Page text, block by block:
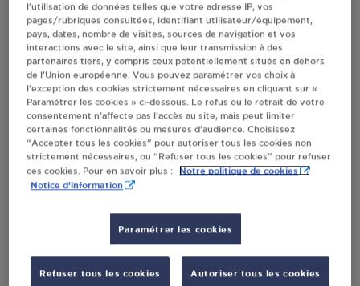
S'Y RENDRE
RECEVOIR LES COORDONNÉES DU REVENDEUR
En cliquant sur « S’y rendre », j’autorise le traitement
d’informations (dont mon adresse IP) et leur transfert hors UE
par Google Maps afin d’afficher la carte.
En savoir plus
Accès
l’utilisation de données telles que votre adresse IP, vos
pages/rubriques consultées, identifiant utilisateur/équipement,
pays, dates, nombre de visites, sources de navigation et vos
interactions avec le site, ainsi que leur transmission à des
partenaires tiers, y compris ceux potentiellement situés en dehors
de l’Union européenne. Vous pouvez paramétrer vos choix à
l’exception des cookies strictement nécessaires en cliquant sur «
Paramétrer les cookies » ci-dessous. Le refus ou le retrait de votre
consentement n’affecte pas l’accès au site, mais peut limiter
certaines fonctionnalités ou mesures d’audience. Choisissez
“Accepter tous les cookies” pour autoriser tous les cookies non
strictement nécessaires, ou “Refuser tous les cookies” pour refuser
ces cookies. Pour en savoir plus :
Notre politique de cookies
Notice d'information
Paramétrer les cookies
Refuser tous les cookies Autoriser tous les cookies